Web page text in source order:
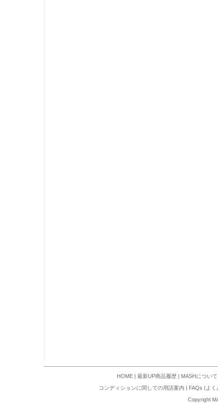
HOME | 最新UP商品履歴 | MASHについて
コンディションに関しての用語案内 | FAQs (よ
Copyright